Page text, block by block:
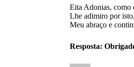
Eita Adonias, como
Lhe adimiro por
Meu abraço e
Resposta: